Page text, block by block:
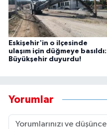
Eskişehir'in o ilçesinde
ulaşım için düğmeye basıldı:
Büyükşehir duyurdu!
Yorumlar